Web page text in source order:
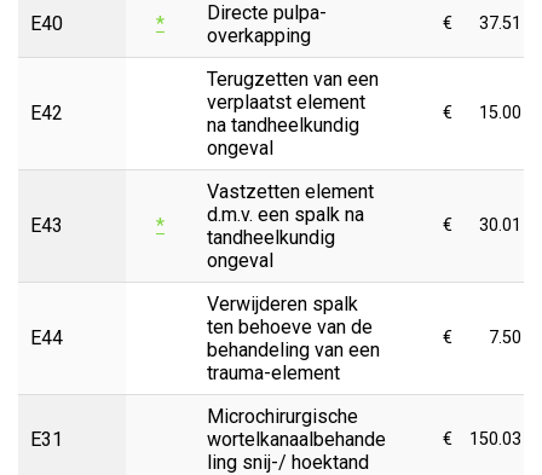
E40 *
Directe pulpa-
overkapping
€ 37.51
E42
Terugzetten van een
verplaatst element
na tandheelkundig
ongeval
€ 15.00
E43 *
Vastzetten element
d.m.v. een spalk na
tandheelkundig
ongeval
€ 30.01
E44
Verwijderen spalk
ten behoeve van de
behandeling van een
trauma-element
€ 7.50
E31
Microchirurgische
wortelkanaalbehande
ling snij-/ hoektand
€ 150.03